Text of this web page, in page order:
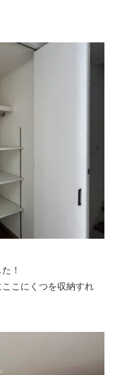
！
こにくつを収納すれ